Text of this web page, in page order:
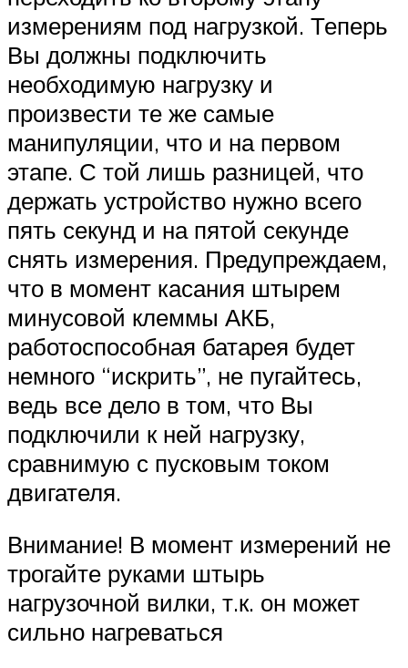
измерениям под нагрузкой. Теперь
Вы должны подключить
необходимую нагрузку и
произвести те же самые
манипуляции, что и на первом
этапе. С той лишь разницей, что
держать устройство нужно всего
пять секунд и на пятой секунде
снять измерения. Предупреждаем,
что в момент касания штырем
минусовой клеммы АКБ,
работоспособная батарея будет
немного “искрить”, не пугайтесь,
ведь все дело в том, что Вы
подключили к ней нагрузку,
сравнимую с пусковым током
двигателя.
Внимание! В момент измерений не
трогайте руками штырь
нагрузочной вилки, т.к. он может
сильно нагреваться